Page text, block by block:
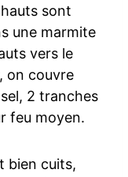
sont
une marmite
vers le
on couvre
2 tranches
feu moyen.
bien cuits,